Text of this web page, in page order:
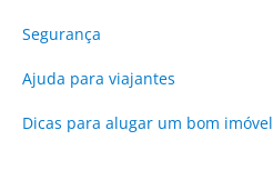
Segurança
Ajuda para viajantes
Dicas para alugar um bom imóvel